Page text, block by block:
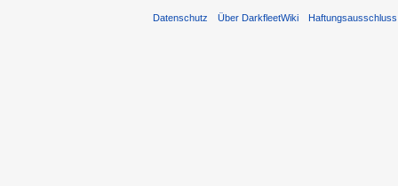
Datenschutz Über DarkfleetWiki Haftungsausschluss